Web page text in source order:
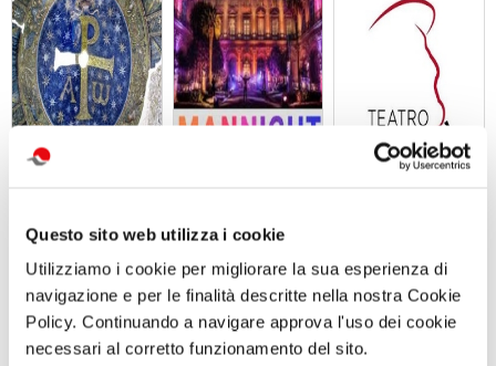
Questo sito web utilizza i cookie
Utilizziamo i cookie per migliorare la sua esperienza di
navigazione e per le finalità descritte nella nostra Cookie
Policy. Continuando a navigare approva l'uso dei cookie
necessari al corretto funzionamento del sito.
DUOMO E
SAN GIOVANNI
IN FONTE
Domenica 13
Settembre 2026
ore 10:30
MANNight UNA
MUSEO TRA
MUSICA E
PERFORMANCE
Sabato 26
Settembre ore
19:30